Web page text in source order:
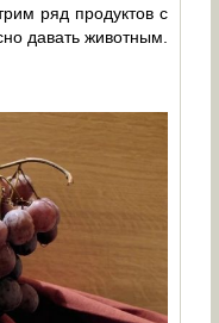
ряд продуктов с
давать животным.